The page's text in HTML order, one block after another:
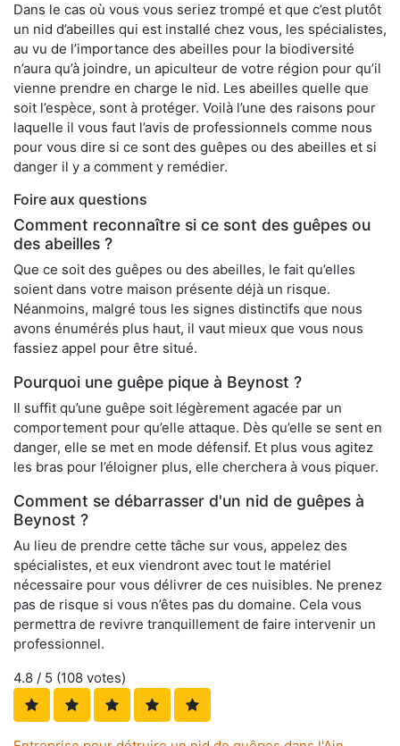
Dans le cas où vous vous seriez trompé et que c’est plutôt
un nid d’abeilles qui est installé chez vous, les spécialistes,
au vu de l’importance des abeilles pour la biodiversité
n’aura qu’à joindre, un apiculteur de votre région pour qu’il
vienne prendre en charge le nid. Les abeilles quelle que
soit l’espèce, sont à protéger. Voilà l’une des raisons pour
laquelle il vous faut l’avis de professionnels comme nous
pour vous dire si ce sont des guêpes ou des abeilles et si
danger il y a comment y remédier.
Foire aux questions
Comment reconnaître si ce sont des guêpes ou
des abeilles ?
Que ce soit des guêpes ou des abeilles, le fait qu’elles
soient dans votre maison présente déjà un risque.
Néanmoins, malgré tous les signes distinctifs que nous
avons énumérés plus haut, il vaut mieux que vous nous
fassiez appel pour être situé.
Pourquoi une guêpe pique à Beynost ?
Il suffit qu’une guêpe soit légèrement agacée par un
comportement pour qu’elle attaque. Dès qu’elle se sent en
danger, elle se met en mode défensif. Et plus vous agitez
les bras pour l’éloigner plus, elle cherchera à vous piquer.
Comment se débarrasser d'un nid de guêpes à
Beynost ?
Au lieu de prendre cette tâche sur vous, appelez des
spécialistes, et eux viendront avec tout le matériel
nécessaire pour vous délivrer de ces nuisibles. Ne prenez
pas de risque si vous n’êtes pas du domaine. Cela vous
permettra de revivre tranquillement de faire intervenir un
professionnel.
4.8 / 5 (108 votes)